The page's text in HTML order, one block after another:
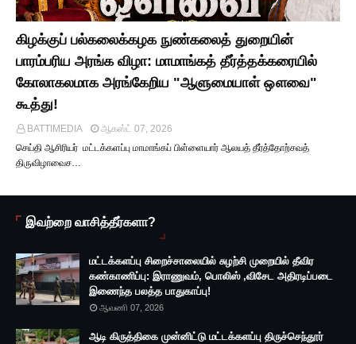
கிழக்குப் பல்கலைக்கழக நுண்கலைத் துறையின்
பாரம்பரிய அரங்க விழா: மாமாங்கத் தீர்த்தக்கரையில்
கோலாகலமாக அரங்கேறிய "ஆளுமையாள் ஔவை"
கூத்து!
BATTIMEDIA
ஆகஸ்ட் 07, 2026
செய்தி ஆசிரியர் மட்டக்களப்பு மாமாங்கப் பிள்ளையார் ஆலயத் தீர்த்தோற்சவத்
திருவிழாவைச…
இவற்றை வாசித்தீர்களா?
மட்டக்களப்பு சிறைச்சாலையில் சுழற்சி முறையில் தீவிர
கண்காணிப்பு: இராணுவம், பொலிஸ் ,விசேட அதிரடிப்படை
இணைந்த பலத்த பாதுகாப்பு!
ஆவணி 07, 2026
ஆடி கிருத்திகை முன்னிட்டு மட்டக்களப்பு திருச்செந்தூர்